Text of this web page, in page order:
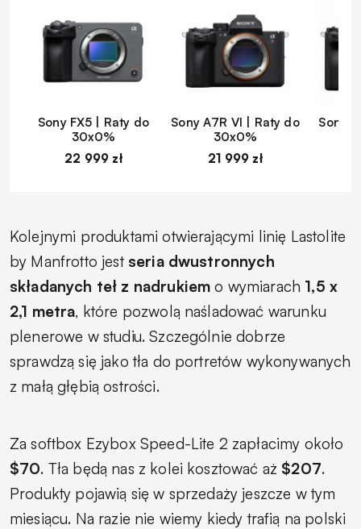
Sony FX5 | Raty do
30x0%
22 999 zł
Sony A7R VI | Raty do
30x0%
21 999 zł
Sony
Kolejnymi produktami otwierającymi linię Lastolite
by Manfrotto jest seria dwustronnych
składanych teł z nadrukiem o wymiarach 1,5 x
2,1 metra, które pozwolą naśladować warunku
plenerowe w studiu. Szczególnie dobrze
sprawdzą się jako tła do portretów wykonywanych
z małą głębią ostrości.
Za softbox Ezybox Speed-Lite 2 zapłacimy około
$70. Tła będą nas z kolei kosztować aż $207.
Produkty pojawią się w sprzedaży jeszcze w tym
miesiącu. Na razie nie wiemy kiedy trafią na polski